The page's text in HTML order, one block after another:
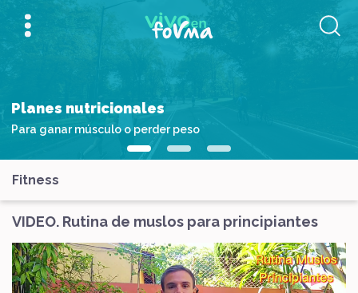
Planes nutricionales
Para ganar músculo o perder peso
Fitness
VIDEO. Rutina de muslos para principiantes